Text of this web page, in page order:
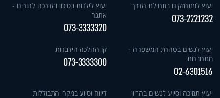
יעוץ למתחזקים בתחילת הדרך
073-2221232
יעוץ לילדות בסיכון והדרכה להורים -
אתגר
073-3333320
יעוץ לנשים בטהרת המשפחה -
מתחברות
02-6301516
קו ההלכה הידברות
073-3333300
יעוץ תמיכה וסיוע לנשים בהריון דיווח וסיוע במקרי התבוללות